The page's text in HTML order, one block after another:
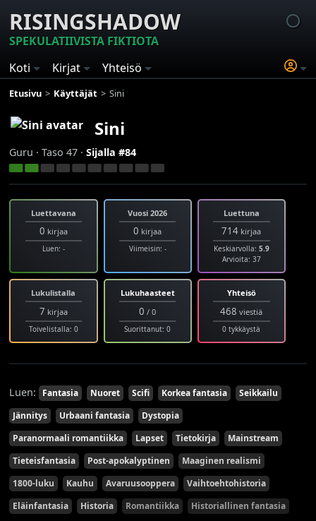
RISINGSHADOW
SPEKULATIIVISTA FIKTIOTA
Koti
Kirjat Yhteisö
Etusivu Käyttäjät Sini
Sini
Guru · Taso 47 ·Sijalla #84
Luettavana
0 kirjaa
Luen: -
Vuosi 2026
0 kirjaa
Viimeisin: -
Luettuna
714 kirjaa
Keskiarvolla: 5.9
Arvioita: 37
Lukulistalla
7 kirjaa
Toivelistalla: 0
Lukuhaasteet
0 / 0
Suorittanut: 0
Yhteisö
468 viestiä
0 tykkäystä
Luen: Fantasia Nuoret Scifi Korkea fantasia
Seikkailu
Jännitys
Urbaani fantasia
Dystopia
Paranormaali romantiikka
Lapset Tietokirja
Mainstream
Tieteisfantasia
Post-apokalyptinen
Maaginen realismi
1800-luku
Kauhu Avaruusooppera
Vaihtoehtohistoria
Eläinfantasia
Historia Romantiikka
Historiallinen fantasia